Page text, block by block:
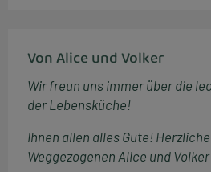
Von Alice und Volker
Wir freun uns immer über die
der Lebensküche!
Ihnen allen alles Gute!
Weggezogenen Alice und Volker